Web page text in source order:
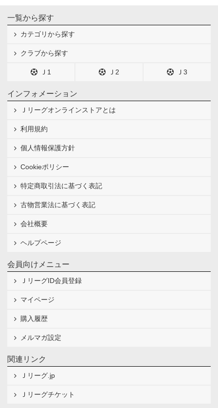
一覧から探す
カテゴリから探す
クラブから探す
Ｊ1 Ｊ2 Ｊ3
インフォメーション
Ｊリーグオンラインストアとは
利用規約
個人情報保護方針
Cookieポリシー
特定商取引法に基づく表記
古物営業法に基づく表記
会社概要
ヘルプページ
会員向けメニュー
ＪリーグID会員登録
マイページ
購入履歴
メルマガ設定
関連リンク
Ｊリーグ.jp
Ｊリーグチケット